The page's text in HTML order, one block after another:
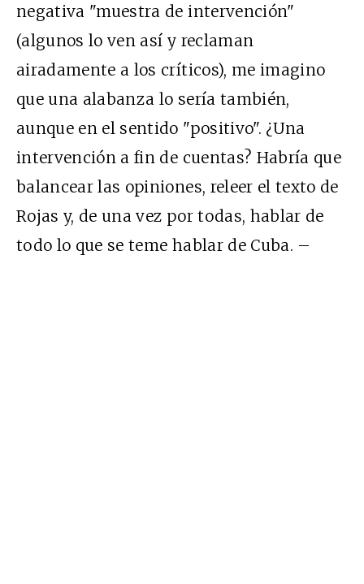
negativa "muestra de intervención"
(algunos lo ven así y reclaman
airadamente a los críticos), me imagino
que una alabanza lo sería también,
aunque en el sentido "positivo". ¿Una
intervención a fin de cuentas? Habría que
balancear las opiniones, releer el texto de
Rojas y, de una vez por todas, hablar de
todo lo que se teme hablar de Cuba. –